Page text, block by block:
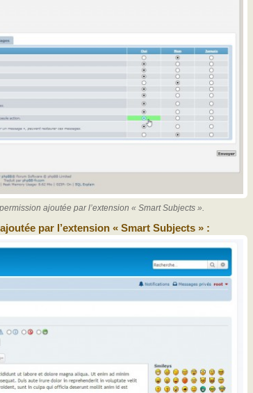
ajoutée par l’extension « Smart Subjects ».
par l’extension « Smart Subjects » :